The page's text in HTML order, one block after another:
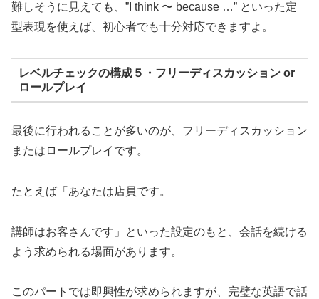
難しそうに見えても、”I think 〜 because …” といった定
型表現を使えば、初心者でも十分対応できますよ。
レベルチェックの構成５・フリーディスカッション or
ロールプレイ
最後に行われることが多いのが、フリーディスカッション
またはロールプレイです。
たとえば「あなたは店員です。
講師はお客さんです」といった設定のもと、会話を続ける
よう求められる場面があります。
このパートでは即興性が求められますが、完璧な英語で話